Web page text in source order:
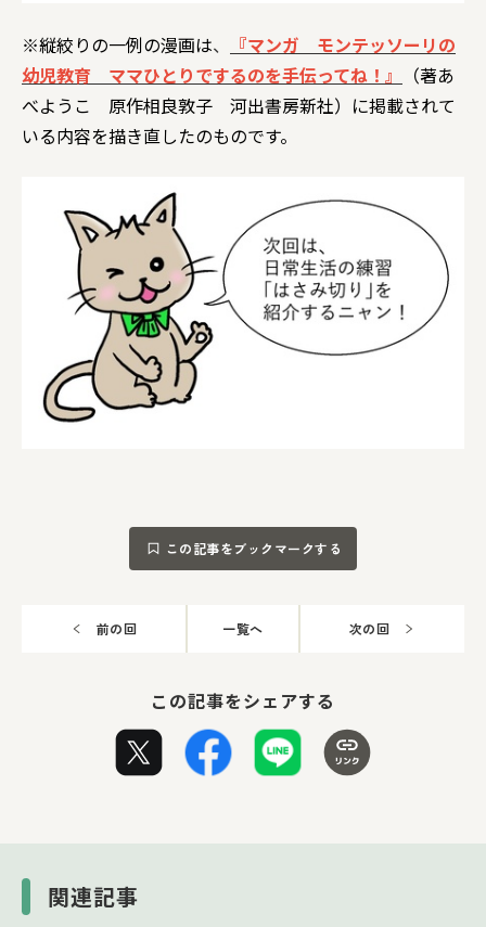
※縦絞りの一例の漫画は、
『マンガ モンテッソーリの
幼児教育 ママひとりでするのを手伝ってね！』
（著あ
べようこ 原作相良敦子 河出書房新社）に掲載されて
いる内容を描き直したのものです。
この記事をブックマークする
前の回 一覧へ 次の回
この記事をシェアする
関連記事